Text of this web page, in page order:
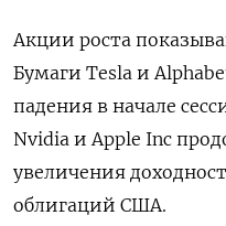
Акции роста
Бумаги Tesla и
падения в начале
Nvidia и Apple Inc
увеличения
облигаций США.